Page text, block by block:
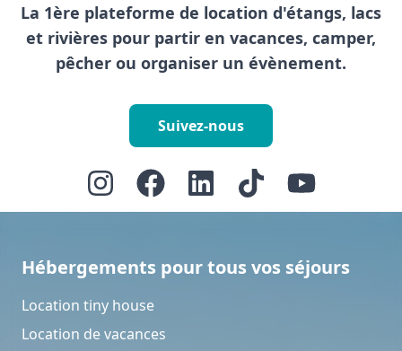
La 1ère plateforme de location d'étangs, lacs
et rivières pour partir en vacances, camper,
pêcher ou organiser un évènement.
Suivez-nous
Hébergements pour tous vos séjours
Location tiny house
Location de vacances